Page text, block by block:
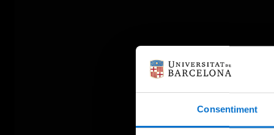
Consentiment